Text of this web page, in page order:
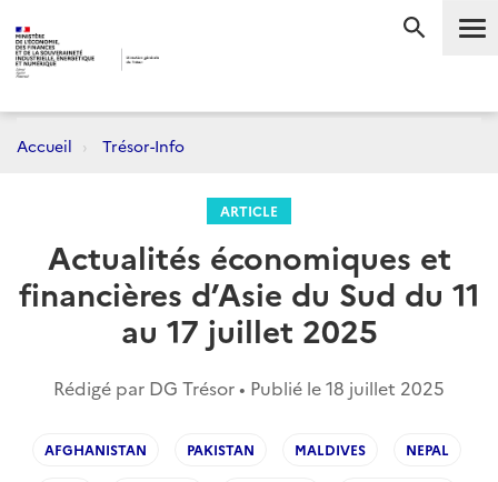
Accueil Trésor-Info
ARTICLE
Actualités économiques et
financières d’Asie du Sud du 11
au 17 juillet 2025
Rédigé par DG Trésor • Publié le18 juillet 2025
AFGHANISTAN PAKISTAN MALDIVES NEPAL